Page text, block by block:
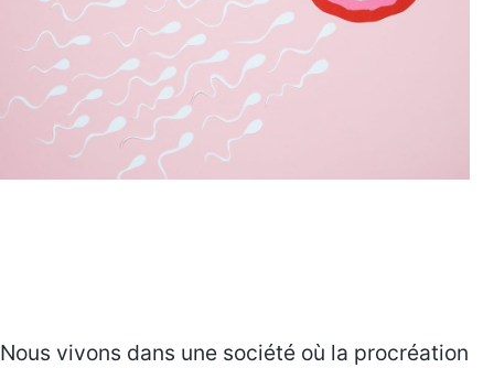
Nous vivons dans une société où la procréation